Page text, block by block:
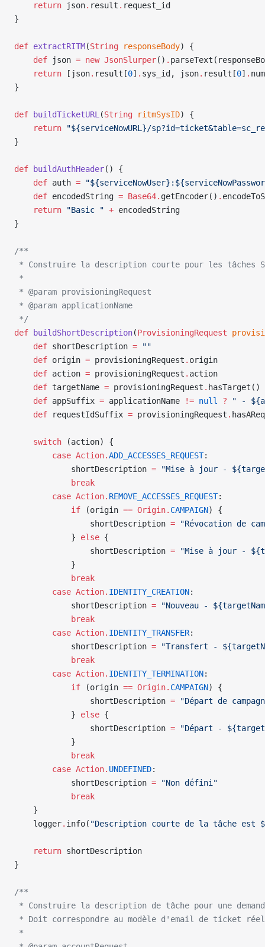
    return
json. result . request_id
}
def extractRITM(String responseBody) {
    def
json = new JsonSlurper() .
    return
[json. result[0] . sys_id, json. result[0] .
}
def buildTicketURL (String ritmSysID) {
    return
"${serviceNowURL}/
}
def buildAuthHeader() {
    def
auth =
    def
encodedString = Base64. getEncoder() .
    return
"Basic " + encodedString
}
/**
* Construire la description courte pour les tâches
*
* @param provisioningRequest
* @param applicationName
*/
def buildShortDescription(ProvisioningRequest
    def
shortDescription = ""
    def
origin = provisioningRequest . origin
    def
action = provisioningRequest . action
    def
targetName = provisioningRequest . hasTarget()
    def
appSuffix = applicationName != null ? " -
    def
requestIdSuffix = provisioningRequest .
    switch
(action) {
        case
Action.ADD_ACCESSES_REQUEST:
            shortDescription
= "Mise à jour -
            break
        case
Action. REMOVE_ACCESSES_REQUEST:
            if
(origin == Origin. CAMPAIGN) {
                shortDescription
= "Révocation de
            }
else {
                shortDescription
= "Mise à jour -
            }
            break
        case
Action. IDENTITY_CREATION:
            shortDescription
= "Nouveau -
            break
        case
Action. IDENTITY_TRANSFER:
            shortDescription
= "Transfert -
            break
        case
Action. IDENTITY_TERMINATION:
            if
(origin == Origin. CAMPAIGN) {
                shortDescription
= "Départ de
            }
else {
                shortDescription
= "Départ -
            }
            break
        case
Action. UNDEFINED:
            shortDescription
= "Non défini"
            break
    }
    logger
. info( "Description courte de la tâche est
    return
shortDescription
}
/**
* Construire la description de tâche pour une
* Doit correspondre au modèle d'email de ticket
*